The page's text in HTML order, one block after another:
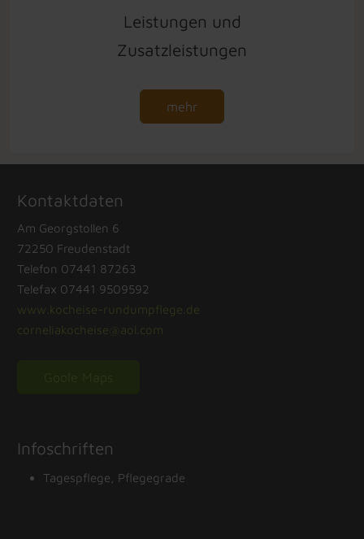
Leistungen und
Zusatzleistungen
mehr
Kontaktdaten
Am Georgstollen 6
72250 Freudenstadt
Telefon 07441 87263
Telefax 07441 9509592
www.kocheise-rundumpﬂege.de
corneliakocheise@aol.com
Infoschriften
Tagespflege, Pflegegrade